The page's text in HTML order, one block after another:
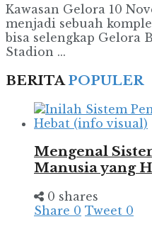
Kawasan Gelora 10
menjadi sebuah
bisa selengkap Gelora
Stadion ...
BERITAPOPULER
Mengenal
Manusia yang
0 shares
Share 0 Tweet 0